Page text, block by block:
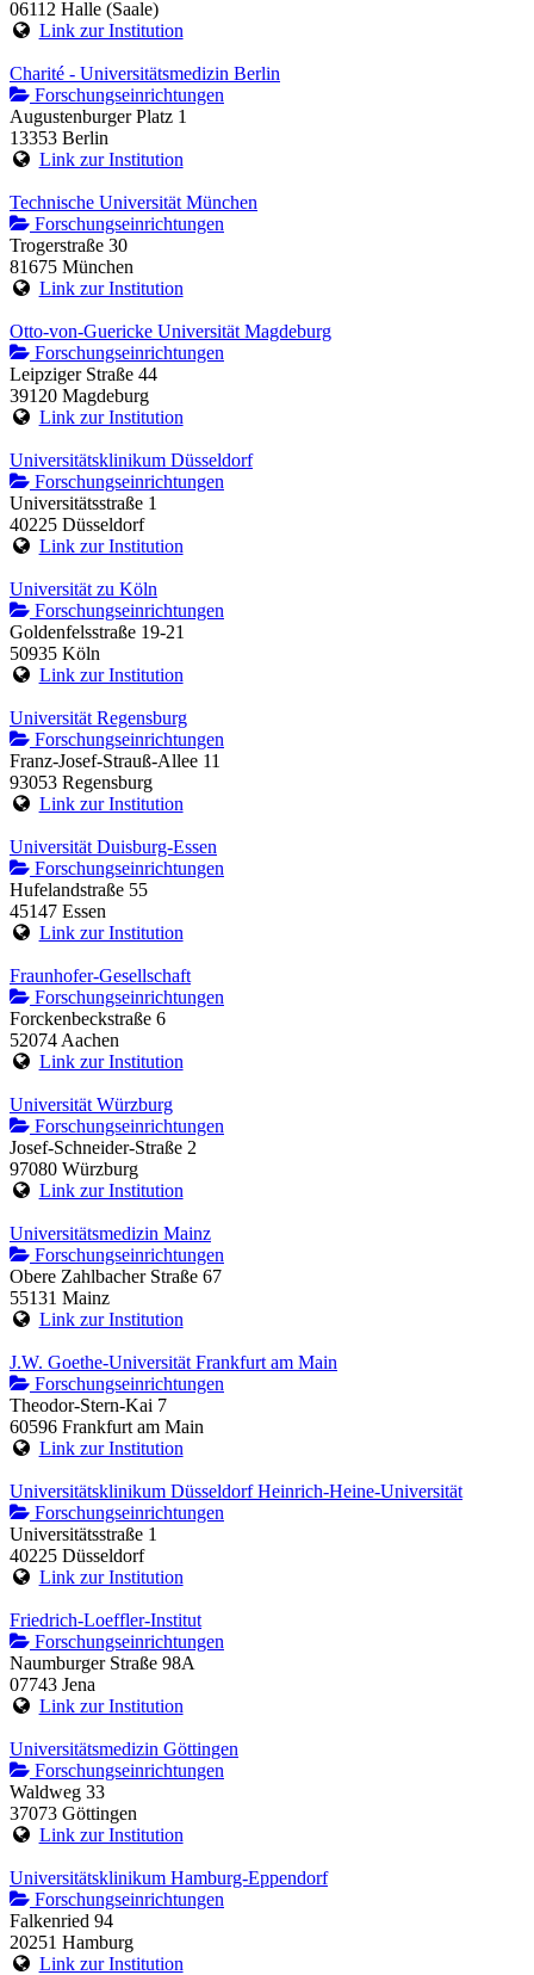
06112 Halle (Saale)
Link zur Institution
Charité - Universitätsmedizin Berlin
Forschungseinrichtungen
Augustenburger Platz 1
13353 Berlin
Link zur Institution
Technische Universität München
Forschungseinrichtungen
Trogerstraße 30
81675 München
Link zur Institution
Otto-von-Guericke Universität Magdeburg
Forschungseinrichtungen
Leipziger Straße 44
39120 Magdeburg
Link zur Institution
Universitätsklinikum Düsseldorf
Forschungseinrichtungen
Universitätsstraße 1
40225 Düsseldorf
Link zur Institution
Universität zu Köln
Forschungseinrichtungen
Goldenfelsstraße 19-21
50935 Köln
Link zur Institution
Universität Regensburg
Forschungseinrichtungen
Franz-Josef-Strauß-Allee 11
93053 Regensburg
Link zur Institution
Universität Duisburg-Essen
Forschungseinrichtungen
Hufelandstraße 55
45147 Essen
Link zur Institution
Fraunhofer-Gesellschaft
Forschungseinrichtungen
Forckenbeckstraße 6
52074 Aachen
Link zur Institution
Universität Würzburg
Forschungseinrichtungen
Josef-Schneider-Straße 2
97080 Würzburg
Link zur Institution
Universitätsmedizin Mainz
Forschungseinrichtungen
Obere Zahlbacher Straße 67
55131 Mainz
Link zur Institution
J.W. Goethe-Universität Frankfurt am Main
Forschungseinrichtungen
Theodor-Stern-Kai 7
60596 Frankfurt am Main
Link zur Institution
Universitätsklinikum Düsseldorf Heinrich-Heine-Universität
Forschungseinrichtungen
Universitätsstraße 1
40225 Düsseldorf
Link zur Institution
Friedrich-Loeffler-Institut
Forschungseinrichtungen
Naumburger Straße 98A
07743 Jena
Link zur Institution
Universitätsmedizin Göttingen
Forschungseinrichtungen
Waldweg 33
37073 Göttingen
Link zur Institution
Universitätsklinikum Hamburg-Eppendorf
Forschungseinrichtungen
Falkenried 94
20251 Hamburg
Link zur Institution